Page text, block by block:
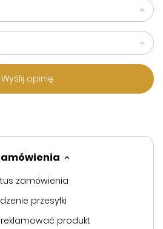
Wyślij opinię
zamówienia
przesyłki
produkt